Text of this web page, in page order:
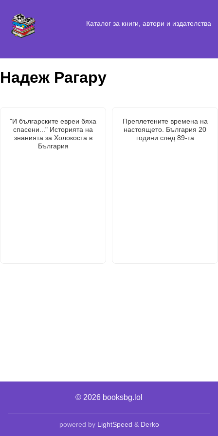
Каталог за книги, автори и издателства
Надеж Рагару
"И българските евреи бяха
спасени..." Историята на
знанията за Холокоста в
България
Преплетените времена на
настоящето. България 20
години след 89-та
© 2026 booksbg.lol
powered by LightSpeed & Derko